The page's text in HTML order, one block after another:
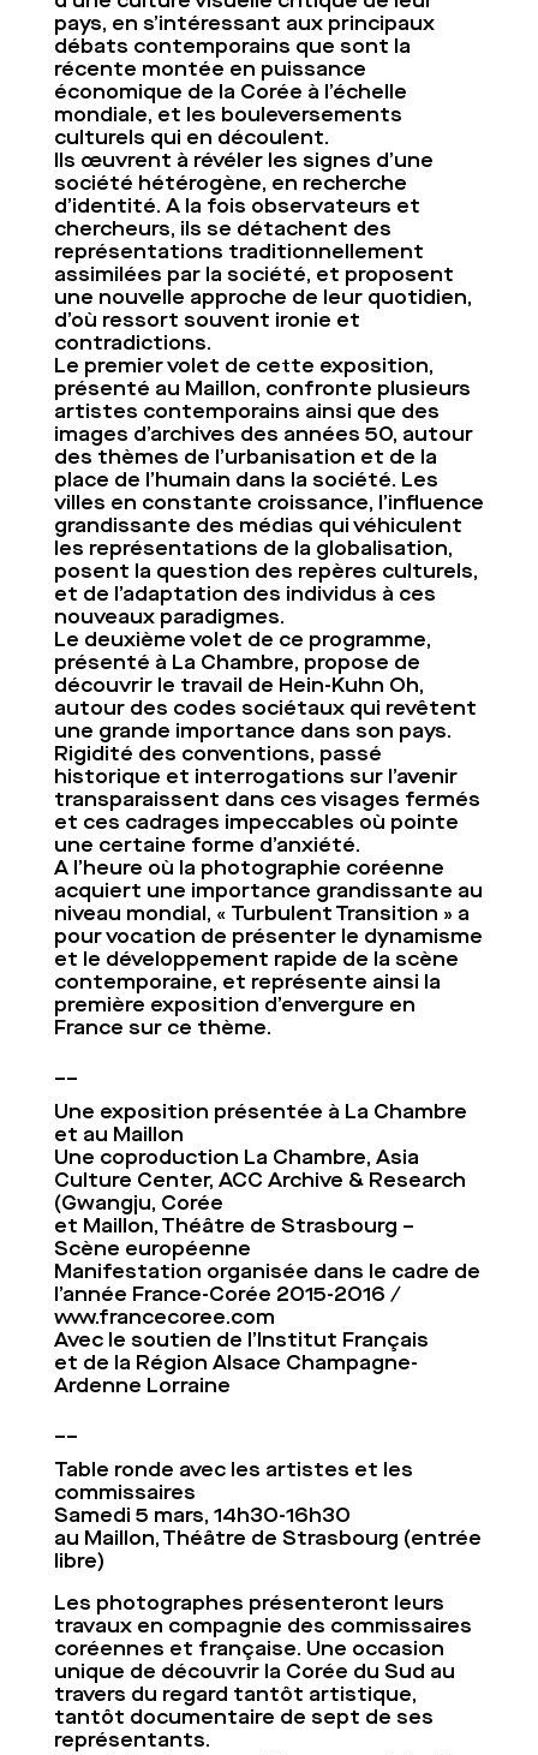
pays, en s’intéressant aux principaux
débats contemporains que sont la
récente montée en puissance
économique de la Corée à l’échelle
mondiale, et les bouleversements
culturels qui en découlent.
Ils œuvrent à révéler les signes d’une
société hétérogène, en recherche
d’identité. A la fois observateurs et
chercheurs, ils se détachent des
représentations traditionnellement
assimilées par la société, et proposent
une nouvelle approche de leur quotidien,
d’où ressort souvent ironie et
contradictions.
Le premier volet de cette exposition,
présenté au Maillon, confronte plusieurs
artistes contemporains ainsi que des
images d’archives des années 50, autour
des thèmes de l’urbanisation et de la
place de l’humain dans la société. Les
villes en constante croissance, l’influence
grandissante des médias qui véhiculent
les représentations de la globalisation,
posent la question des repères culturels,
et de l’adaptation des individus à ces
nouveaux paradigmes.
Le deuxième volet de ce programme,
présenté à La Chambre, propose de
découvrir le travail de Hein-Kuhn Oh,
autour des codes sociétaux qui revêtent
une grande importance dans son pays.
Rigidité des conventions, passé
historique et interrogations sur l’avenir
transparaissent dans ces visages fermés
et ces cadrages impeccables où pointe
une certaine forme d’anxiété.
A l’heure où la photographie coréenne
acquiert une importance grandissante au
niveau mondial, « Turbulent Transition » a
pour vocation de présenter le dynamisme
et le développement rapide de la scène
contemporaine, et représente ainsi la
première exposition d’envergure en
France sur ce thème.
Une exposition présentée à La Chambre
et au Maillon
Une coproduction La Chambre, Asia
Culture Center, ACC Archive & Research
(Gwangju, Corée
et Maillon, Théâtre de Strasbourg –
Scène européenne
Manifestation organisée dans le cadre de
l’année France-Corée 2015-2016 /
www.francecoree.com
Avec le soutien de l’Institut Français
et de la Région Alsace Champagne-
Ardenne Lorraine
Table ronde avec les artistes et les
commissaires
Samedi 5 mars, 14h30-16h30
au Maillon, Théâtre de Strasbourg (entrée
libre)
Les photographes présenteront leurs
travaux en compagnie des commissaires
coréennes et française. Une occasion
unique de découvrir la Corée du Sud au
travers du regard tantôt artistique,
tantôt documentaire de sept de ses
représentants.